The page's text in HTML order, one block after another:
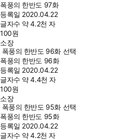
폭풍의 한반도 97화
등록일 2020.04.22
글자수 약 4.2천 자
100원
소장
폭풍의 한반도 96화 선택
폭풍의 한반도 96화
등록일 2020.04.22
글자수 약 4.4천 자
100원
소장
폭풍의 한반도 95화 선택
폭풍의 한반도 95화
등록일 2020.04.22
글자수 약 4.2천 자